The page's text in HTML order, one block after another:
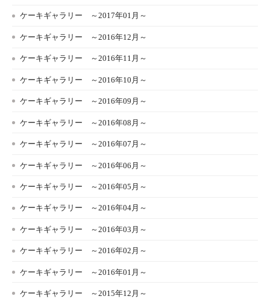
ケーキギャラリー ～2017年01月～
ケーキギャラリー ～2016年12月～
ケーキギャラリー ～2016年11月～
ケーキギャラリー ～2016年10月～
ケーキギャラリー ～2016年09月～
ケーキギャラリー ～2016年08月～
ケーキギャラリー ～2016年07月～
ケーキギャラリー ～2016年06月～
ケーキギャラリー ～2016年05月～
ケーキギャラリー ～2016年04月～
ケーキギャラリー ～2016年03月～
ケーキギャラリー ～2016年02月～
ケーキギャラリー ～2016年01月～
ケーキギャラリー ～2015年12月～